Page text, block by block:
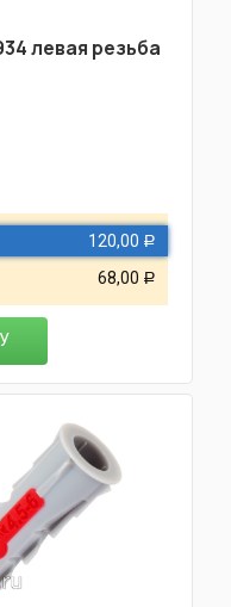
левая резьба
120,00 Р
68,00 Р